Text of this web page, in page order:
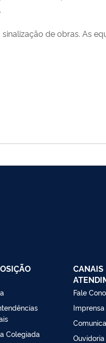
de obras. As
Colegiada
CANAIS
Fale
Imprensa
Ouvidoria